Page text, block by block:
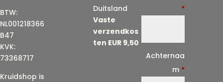
BTW:
NL001218366
B47
KVK:
73368717
Kruidshop is
Duitsland
Vaste
verzendkos
ten EUR 9,50
*
Achternaa
m *